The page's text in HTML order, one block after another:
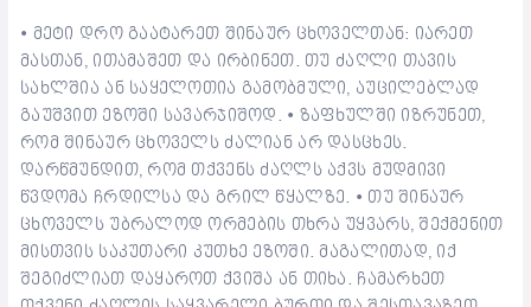
• მეტი დრო გაატარეთ შინაურ ცხოველთან: იარეთ
მასთან, ითამაშეთ და ირბინეთ. თუ ძაღლი თავის
სახლშია ან საყელოთია გამობმული, აუცილებლად
გაუშვით ეზოში სავარჯიშოდ. • ზაფხულში იზრუნეთ,
რომ შინაურ ცხოველს ძალიან არ დასცხეს.
დარწმუნდით, რომ თქვენს ძაღლს აქვს მუდმივი
წვდომა ჩრდილსა და გრილ წყალზე. • თუ შინაურ
ცხოველს უბრალოდ ორმების თხრა უყვარს, შექმენით
მისთვის საკუთარი კუთხე ეზოში. მაგალითად, იქ
შეგიძლიათ დაყაროთ ქვიშა ან თიხა. ჩამარხეთ